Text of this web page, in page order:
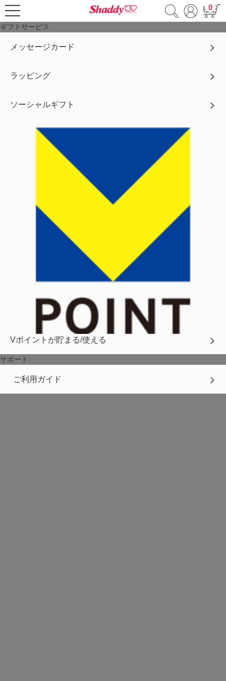
0
ギフトサービス
メッセージカード
ラッピング
ソーシャルギフト
Vポイントが貯まる/使える
サポート
ご利用ガイド